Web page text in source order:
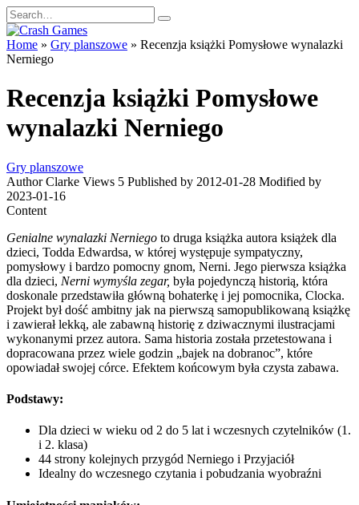
Skip
to
content
Search
for:
Home » Gry planszowe » Recenzja książki Pomysłowe wynalazki
Nerniego
Recenzja książki Pomysłowe
wynalazki Nerniego
Gry planszowe
Author Clarke Views 5 Published by 2012-01-28 Modified by
2023-01-16
Content
Genialne wynalazki Nerniego to druga książka autora książek dla
dzieci, Todda Edwardsa, w której występuje sympatyczny,
pomysłowy i bardzo pomocny gnom, Nerni. Jego pierwsza książka
dla dzieci, Nerni wymyśla zegar, była pojedynczą historią, która
doskonale przedstawiła główną bohaterkę i jej pomocnika, Clocka.
Projekt był dość ambitny jak na pierwszą samopublikowaną książkę
i zawierał lekką, ale zabawną historię z dziwacznymi ilustracjami
wykonanymi przez autora. Sama historia została przetestowana i
dopracowana przez wiele godzin „bajek na dobranoc”, które
opowiadał swojej córce. Efektem końcowym była czysta zabawa.
Podstawy:
Dla dzieci w wieku od 2 do 5 lat i wczesnych czytelników (1.
i 2. klasa)
44 strony kolejnych przygód Nerniego i Przyjaciół
Idealny do wczesnego czytania i pobudzania wyobraźni